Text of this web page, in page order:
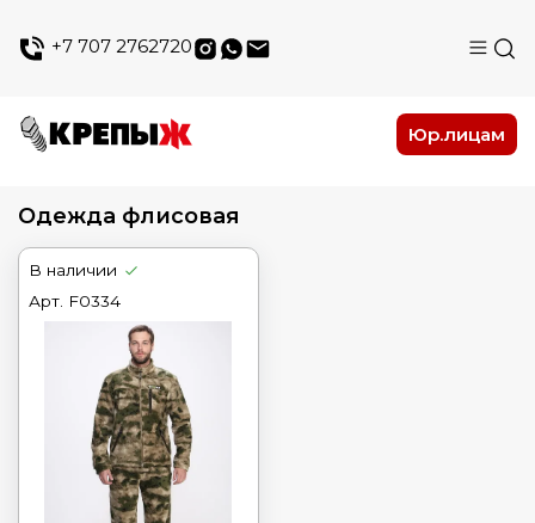
+7 707 2762720
Юр.лицам
Одежда флисовая
В наличии
Арт. F0334